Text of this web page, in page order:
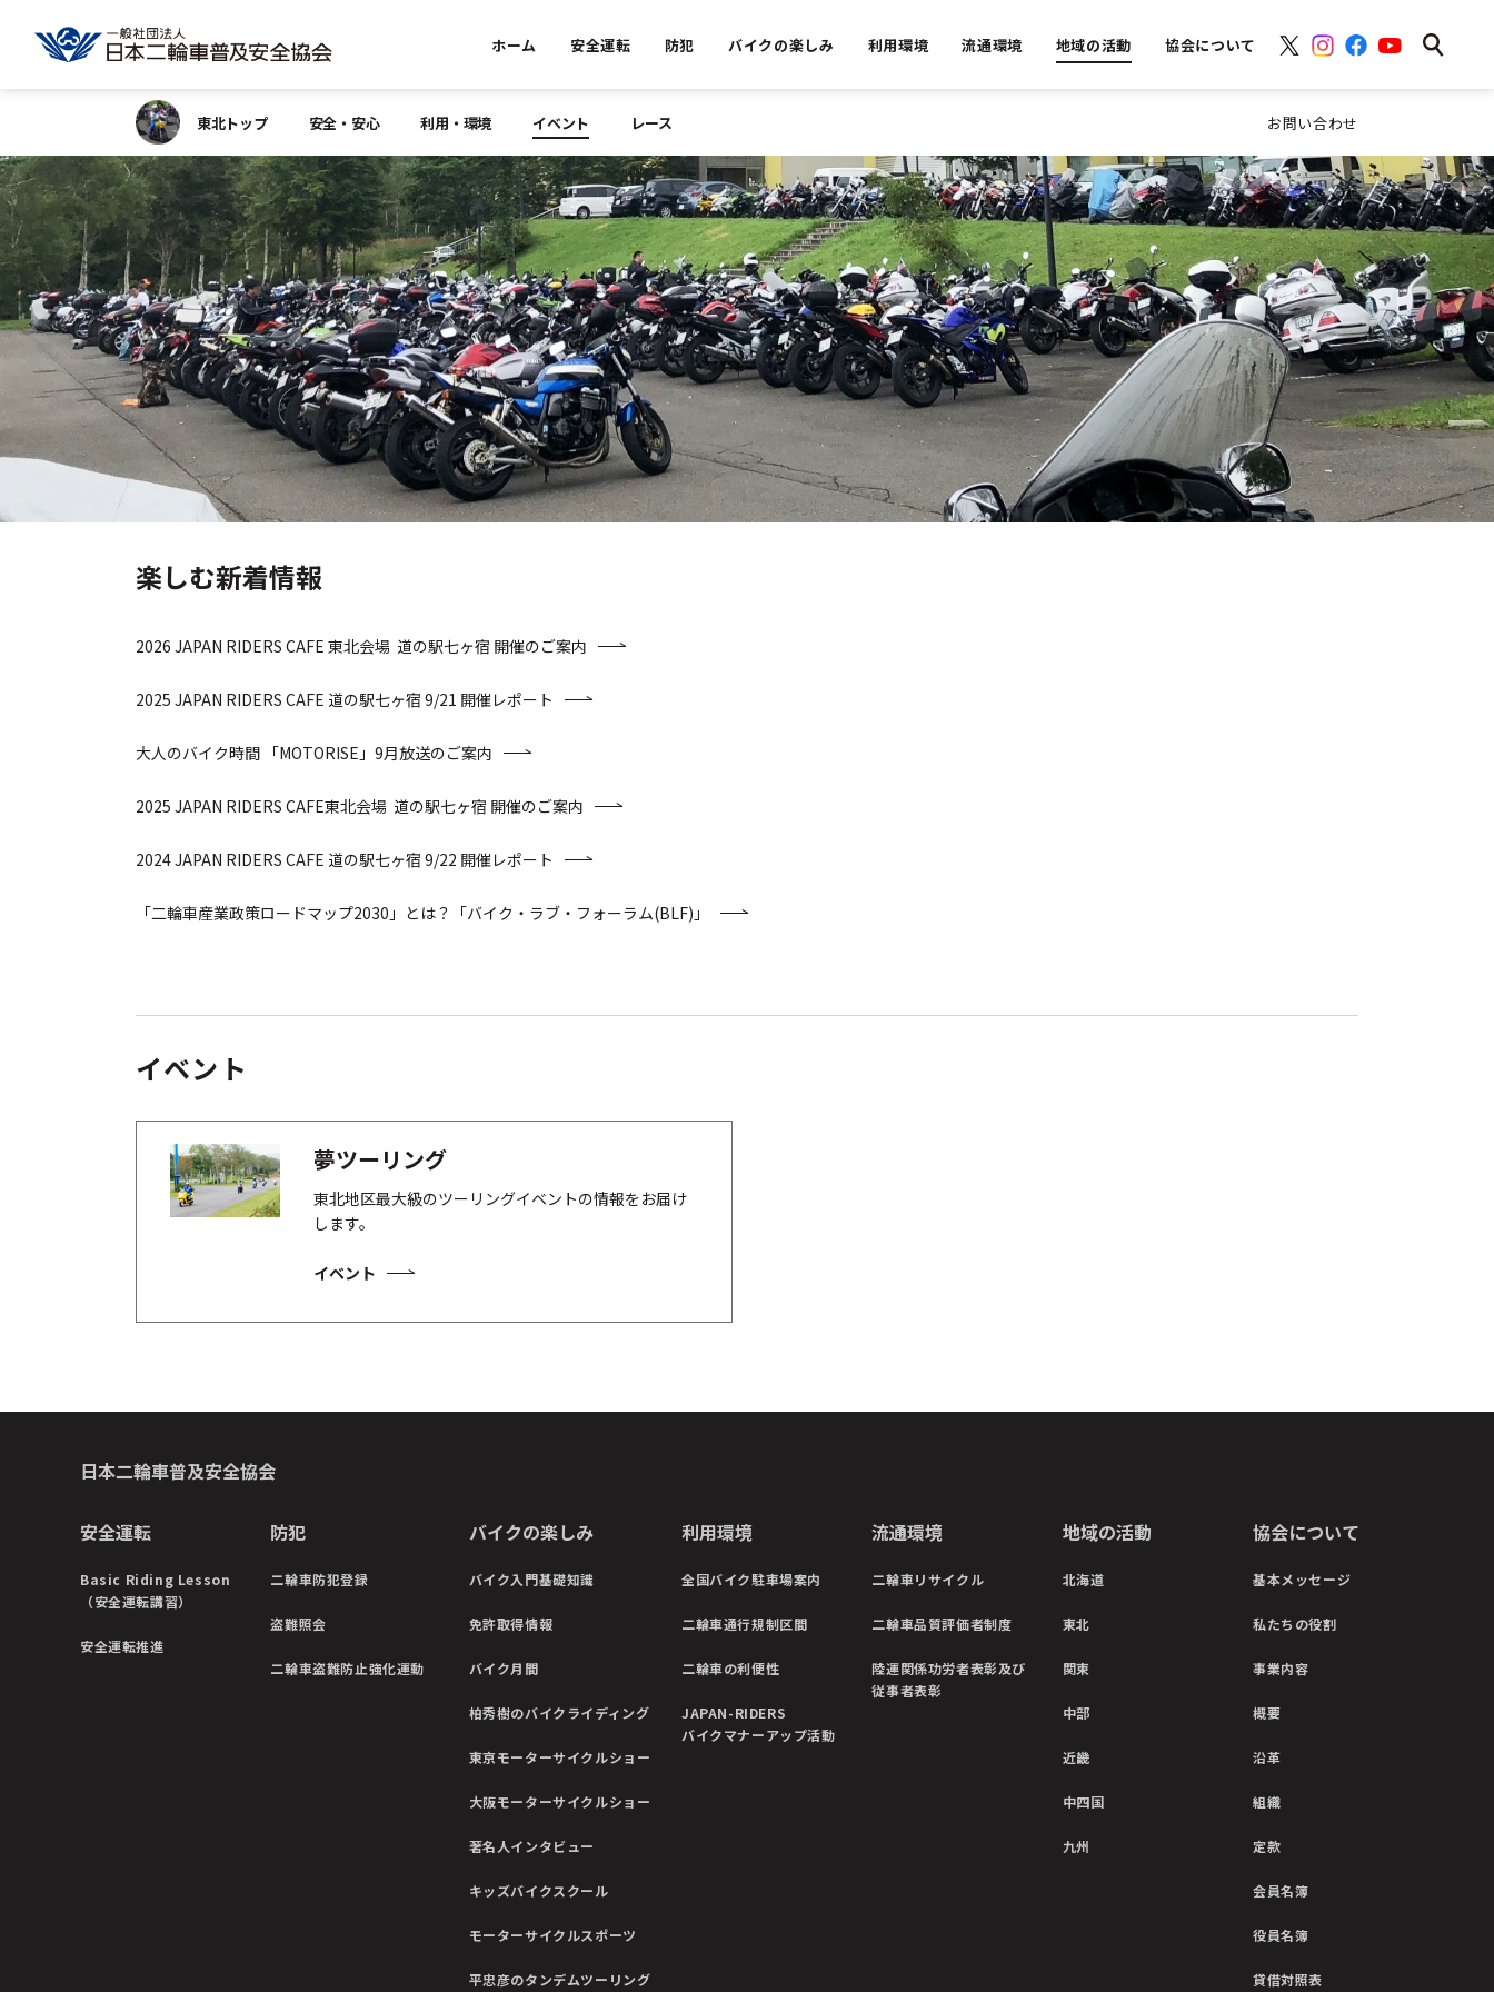
ホーム 安全運転 防犯 バイクの楽しみ 利用環境 流通環境 地域の活動 協会について
東北トップ 安全・安心 利用・環境 イベント レース お問い合わせ
楽しむ新着情報
2026 JAPAN RIDERS CAFE 東北会場 道の駅七ヶ宿 開催のご案内
2025 JAPAN RIDERS CAFE 道の駅七ヶ宿 9/21 開催レポート
大人のバイク時間 「MOTORISE」9月放送のご案内
2025 JAPAN RIDERS CAFE東北会場 道の駅七ヶ宿 開催のご案内
2024 JAPAN RIDERS CAFE 道の駅七ヶ宿 9/22 開催レポート
「二輪車産業政策ロードマップ2030」とは？「バイク・ラブ・フォーラム(BLF)」
イベント
夢ツーリング
東北地区最大級のツーリングイベントの情報をお届け
します。
イベント
日本二輪車普及安全協会
安全運転
Basic Riding Lesson
（安全運転講習）
安全運転推進
防犯
二輪車防犯登録
盗難照会
二輪車盗難防止強化運動
バイクの楽しみ
バイク入門基礎知識
免許取得情報
バイク月間
柏秀樹のバイクライディング
東京モーターサイクルショー
大阪モーターサイクルショー
著名人インタビュー
キッズバイクスクール
モーターサイクルスポーツ
平忠彦のタンデムツーリング
利用環境
全国バイク駐車場案内
二輪車通行規制区間
二輪車の利便性
JAPAN-RIDERS
バイクマナーアップ活動
流通環境
二輪車リサイクル
二輪車品質評価者制度
陸運関係功労者表彰及び
従事者表彰
地域の活動
北海道
東北
関東
中部
近畿
中四国
九州
協会について
基本メッセージ
私たちの役割
事業内容
概要
沿革
組織
定款
会員名簿
役員名簿
貸借対照表